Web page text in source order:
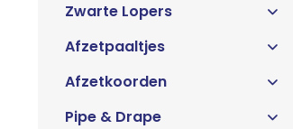
Zwarte Lopers
Afzetpaaltjes
Afzetkoorden
Pipe & Drape